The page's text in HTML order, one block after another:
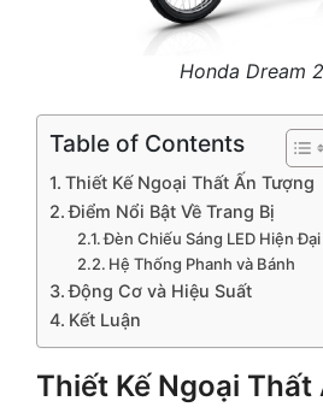
Honda Dream
Table of Contents
Thiết Kế Ngoại Thất Ấn Tượng
Điểm Nổi Bật Về Trang Bị
Đèn Chiếu Sáng LED Hiện Đại
Hệ Thống Phanh và Bánh
Động Cơ và Hiệu Suất
Kết Luận
Thiết Kế Ngoại Thất